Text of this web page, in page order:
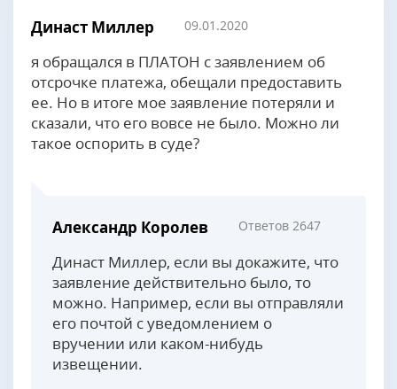
Династ Миллер 09.01.2020
я обращался в ПЛАТОН с заявлением об
отсрочке платежа, обещали предоставить
ее. Но в итоге мое заявление потеряли и
сказали, что его вовсе не было. Можно ли
такое оспорить в суде?
Александр Королев Ответов 2647
Династ Миллер, если вы докажите, что
заявление действительно было, то
можно. Например, если вы отправляли
его почтой с уведомлением о
вручении или каком-нибудь
извещении.